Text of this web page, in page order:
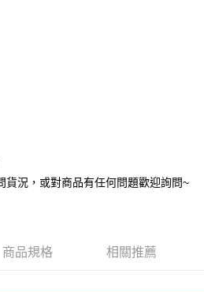
請選宅配)
上)免運費
請選宅配)
以上)免運費
以上)免運費
貨況，或對商品有任何問題歡迎詢問~
商品規格 相關推薦